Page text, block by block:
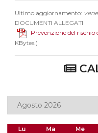
Ultimo aggiornamento:
DOCUMENTI ALLEGATI
Prevenzione del rischio
KBytes.)
Lu Ma Me